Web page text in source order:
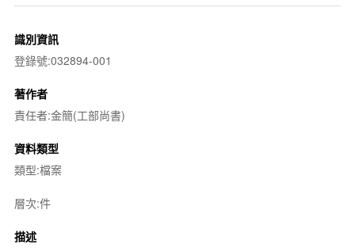
識別資訊
登錄號:032894-001
著作者
責任者:金簡(工部尚書)
資料類型
類型:檔案
層次:件
描述